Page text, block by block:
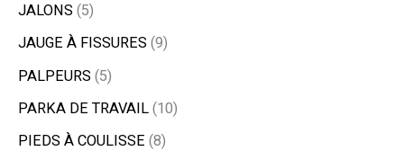
JALONS 5
JAUGE À FISSURES 9
PALPEURS 5
PARKA DE TRAVAIL 10
PIEDS À COULISSE 8